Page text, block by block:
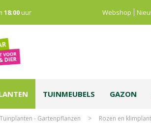
Tuinplanten - Gartenpflanzen > Rozen en
18:00uur Webshop
TUINMEUBELS GAZON